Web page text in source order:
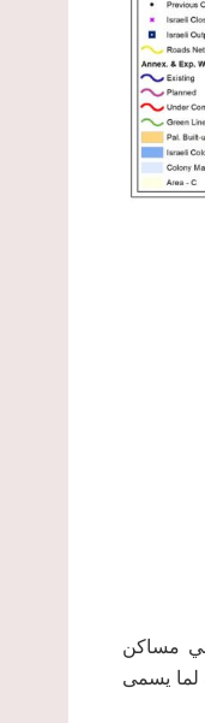
الترخيص في مساكن
لما يسمى